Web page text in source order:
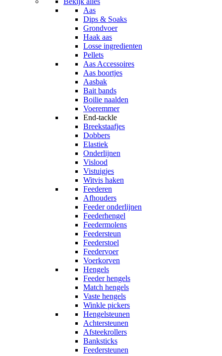
Aas
Dips & Soaks
Grondvoer
Haak aas
Losse ingredienten
Pellets
Aas Accessoires
Aas boortjes
Aasbak
Bait bands
Boilie naalden
Voeremmer
End-tackle
Breekstaafjes
Dobbers
Elastiek
Onderlijnen
Vislood
Vistuigjes
Witvis haken
Feederen
Afhouders
Feeder onderlijnen
Feederhengel
Feedermolens
Feedersteun
Feederstoel
Feedervoer
Voerkorven
Hengels
Feeder hengels
Match hengels
Vaste hengels
Winkle pickers
Hengelsteunen
Achtersteunen
Afsteekrollers
Banksticks
Feedersteunen